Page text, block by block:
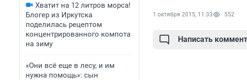
Хватит на 12 литров морса!
Блогер из Иркутска
поделилась рецептом
концентрированного компота
на зиму
«Они всё еще в лесу, и им
нужна помощь»: сын
1 октября 2015, 11:33 552
Написать